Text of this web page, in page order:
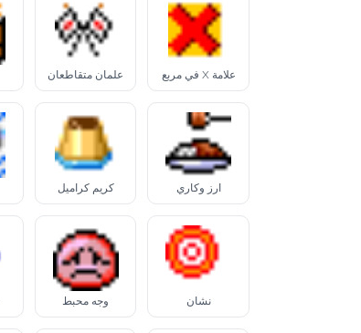
علامة X في مربع علمان متقاطعان
أرز وكاري كريم كراميل
نشان وجه محبط